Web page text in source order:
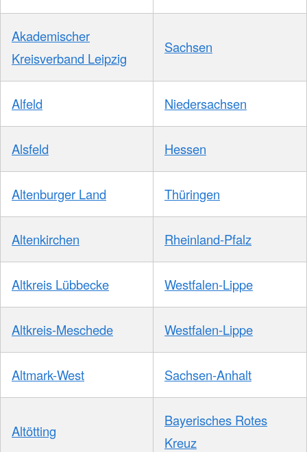
Akademischer
Kreisverband Leipzig
Sachsen
Alfeld Niedersachsen
Alsfeld Hessen
Altenburger Land Thüringen
Altenkirchen Rheinland-Pfalz
Altkreis Lübbecke Westfalen-Lippe
Altkreis-Meschede Westfalen-Lippe
Altmark-West Sachsen-Anhalt
Altötting
Bayerisches Rotes
Kreuz